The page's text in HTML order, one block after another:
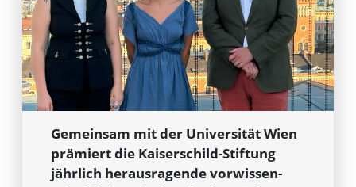
Gemeinsam mit der Universität Wien
prämiert die Kaiserschild-Stiftung
jährlich herausragende vor­wissen­